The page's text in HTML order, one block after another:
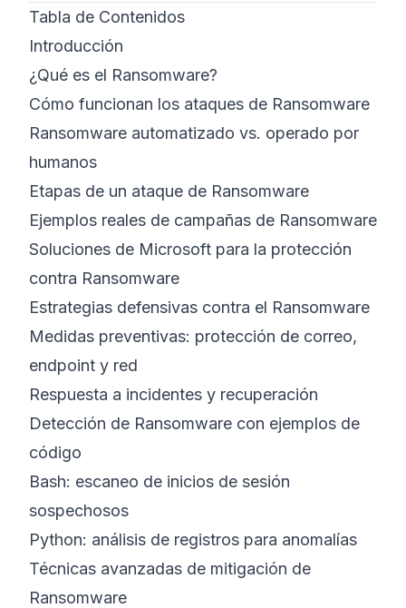
Tabla de Contenidos
Introducción
¿Qué es el Ransomware?
Cómo funcionan los ataques de Ransomware
Ransomware automatizado vs. operado por
humanos
Etapas de un ataque de Ransomware
Ejemplos reales de campañas de Ransomware
Soluciones de Microsoft para la protección
contra Ransomware
Estrategias defensivas contra el Ransomware
Medidas preventivas: protección de correo,
endpoint y red
Respuesta a incidentes y recuperación
Detección de Ransomware con ejemplos de
código
Bash: escaneo de inicios de sesión
sospechosos
Python: análisis de registros para anomalías
Técnicas avanzadas de mitigación de
Ransomware